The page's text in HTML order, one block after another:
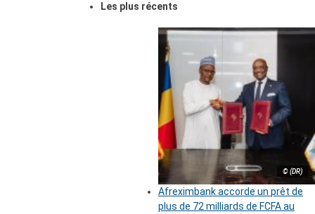
Les plus récents
© (DR)
Afreximbank accorde un prêt de
plus de 72 milliards de FCFA au